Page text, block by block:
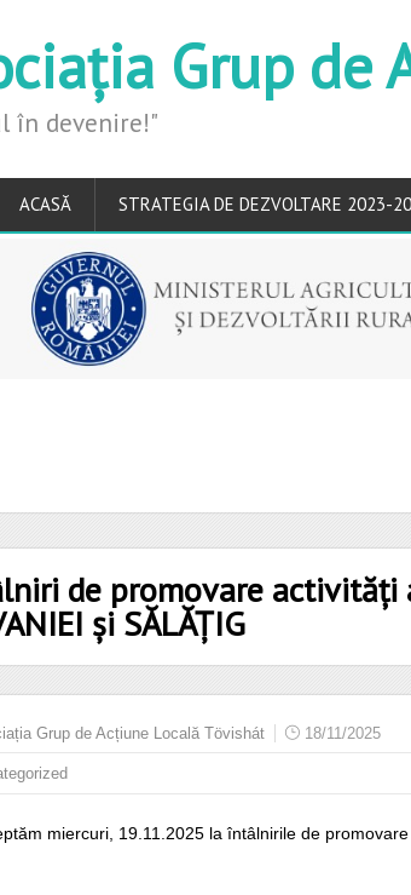
Grup de
în devenire!"
ACASĂ STRATEGIA DE DEZVOLTARE 2023-
de promovare activități
și SĂLĂȚIG
Grup de Acțiune Locală Tövishát 18/11/2025
miercuri, 19.11.2025 la întâlnirile de